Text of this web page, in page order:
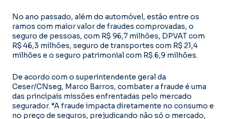
No ano passado, além do automóvel, estão entre os
ramos com maior valor de fraudes comprovadas, o
seguro de pessoas, com R$ 96,7 milhões, DPVAT com
R$ 46,3 milhões, seguro de transportes com R$ 21,4
milhões e o seguro patrimonial com R$ 6,9 milhões.
De acordo com o superintendente geral da
Ceser/CNseg, Marco Barros, combater a fraude é uma
das principais missões enfrentadas pelo mercado
segurador. “A fraude impacta diretamente no consumo e
no preço de seguros, prejudicando não só o mercado,